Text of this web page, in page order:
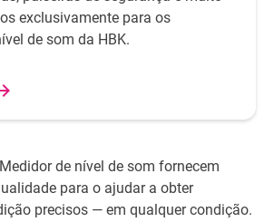
exclusivamente para os
de som da HBK.
de nível de som fornecem
para o ajudar a obter
precisos — em qualquer condição.